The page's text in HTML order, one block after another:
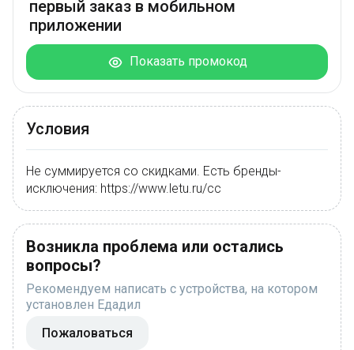
первый заказ в мобильном
приложении
Показать промокод
Условия
Не суммируется со скидками. Есть бренды-
исключения: https://www.letu.ru/cc
Возникла проблема или остались
вопросы?
Рекомендуем написать с устройства, на котором
установлен Едадил
Пожаловаться